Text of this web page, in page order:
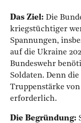
Das Ziel: Die
kriegstüchtiger
Spannungen,
auf die Ukraine
Bundeswehr
Soldaten. Denn
Truppenstärke
erforderlich.
Die Begründung: